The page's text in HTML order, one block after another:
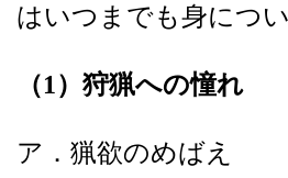
はいつまでも身につい
（1） 狩猟への憧れ
ア．猟欲のめばえ